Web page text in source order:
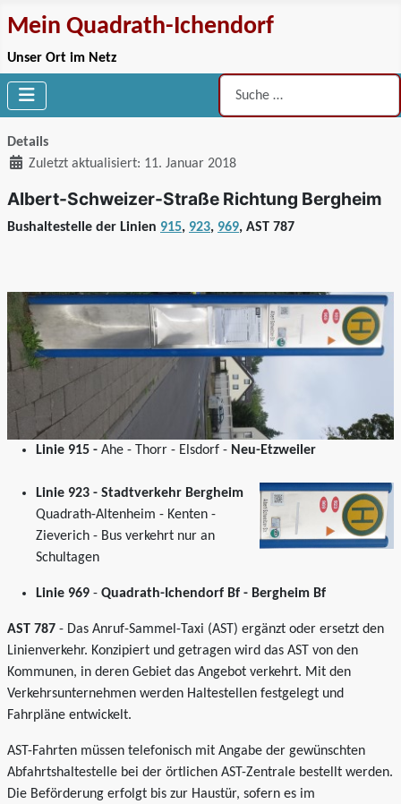
Mein Quadrath-Ichendorf
Unser Ort im Netz
Suchen
Details
Zuletzt aktualisiert: 11. Januar 2018
Albert-Schweizer-Straße Richtung Bergheim
Bushaltestelle der Linien 915, 923, 969, AST 787
Linie 915 - Ahe - Thorr - Elsdorf - Neu-Etzweiler
Linie 923 - Stadtverkehr Bergheim
Quadrath-Altenheim - Kenten -
Zieverich - Bus verkehrt nur an
Schultagen
Linie 969 - Quadrath-Ichendorf Bf - Bergheim Bf
AST 787 - Das Anruf-Sammel-Taxi (AST) ergänzt oder ersetzt den
Linienverkehr. Konzipiert und getragen wird das AST von den
Kommunen, in deren Gebiet das Angebot verkehrt. Mit den
Verkehrsunternehmen werden Haltestellen festgelegt und
Fahrpläne entwickelt.
AST-Fahrten müssen telefonisch mit Angabe der gewünschten
Abfahrtshaltestelle bei der örtlichen AST-Zentrale bestellt werden.
Die Beförderung erfolgt bis zur Haustür, sofern es im